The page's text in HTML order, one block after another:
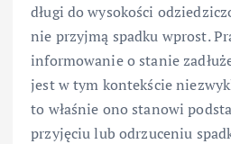
długi do wysokości
nie przyjmą spadku wprost.
informowanie o stanie
jest w tym kontekście
to właśnie ono stanowi
przyjęciu lub odrzuceniu